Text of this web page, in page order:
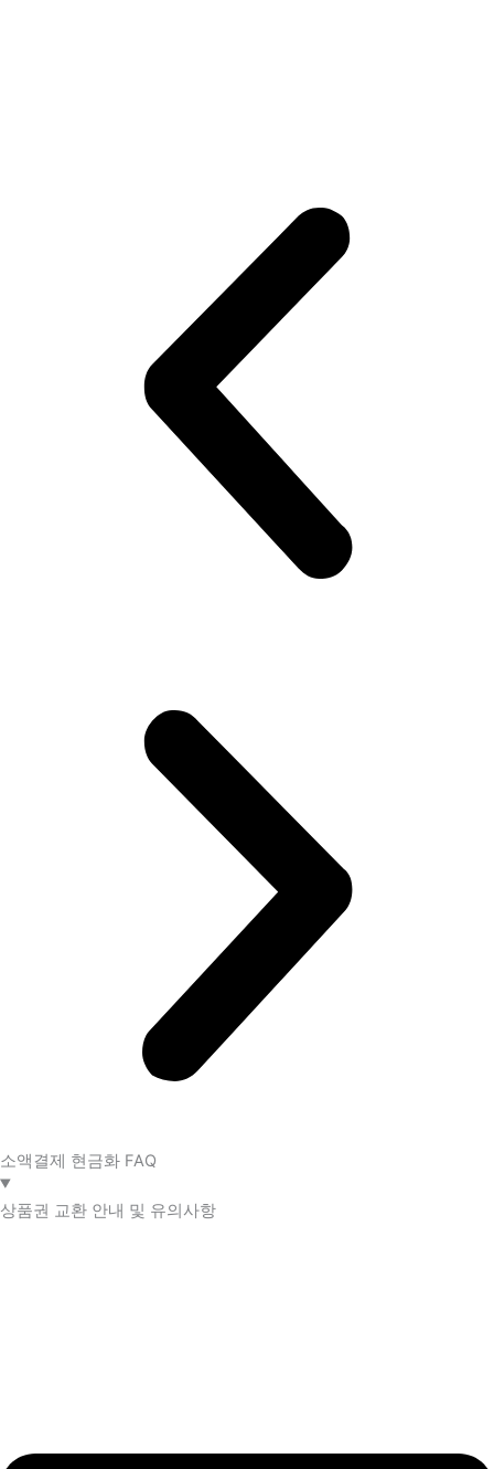
소액결제 현금화 FAQ​
상품권 교환 안내 및 유의사항